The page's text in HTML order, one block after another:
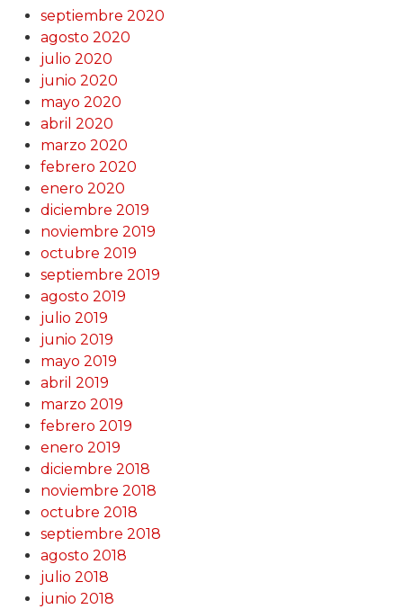
septiembre 2020
agosto 2020
julio 2020
junio 2020
mayo 2020
abril 2020
marzo 2020
febrero 2020
enero 2020
diciembre 2019
noviembre 2019
octubre 2019
septiembre 2019
agosto 2019
julio 2019
junio 2019
mayo 2019
abril 2019
marzo 2019
febrero 2019
enero 2019
diciembre 2018
noviembre 2018
octubre 2018
septiembre 2018
agosto 2018
julio 2018
junio 2018